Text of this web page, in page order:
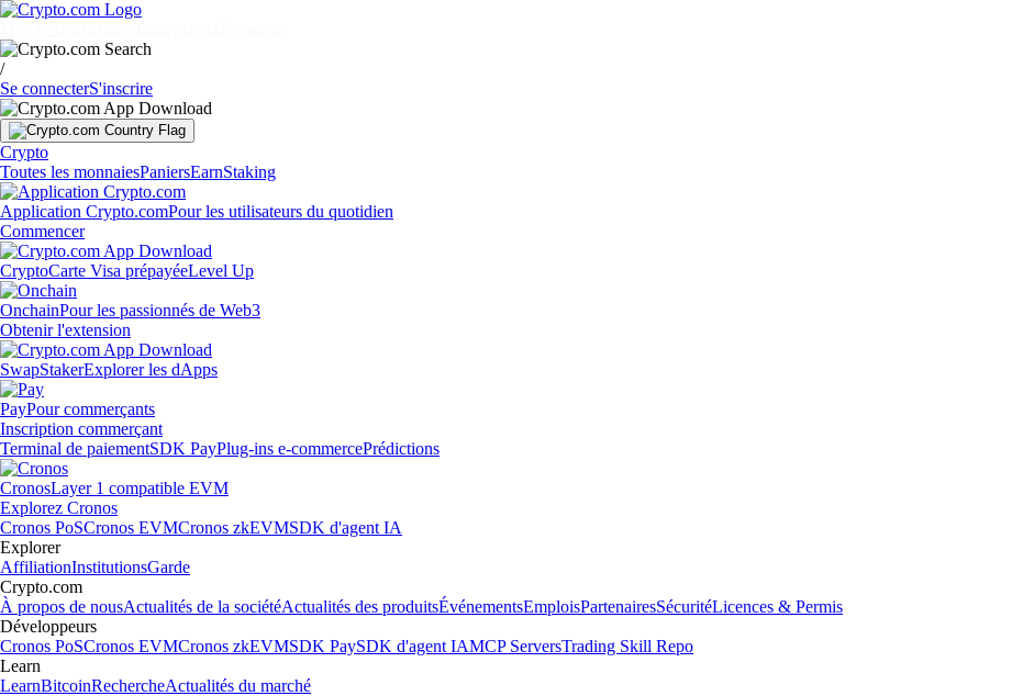
/
Se connecterS'inscrire
Crypto
Toutes les monnaiesPaniersEarnStaking
Application Crypto.comPour les utilisateurs du quotidien
Commencer
CryptoCarte Visa prépayéeLevel Up
OnchainPour les passionnés de Web3
Obtenir l'extension
SwapStakerExplorer les dApps
PayPour commerçants
Inscription commerçant
Terminal de paiementSDK PayPlug-ins e-commercePrédictions
CronosLayer 1 compatible EVM
Explorez Cronos
Cronos PoSCronos EVMCronos zkEVMSDK d'agent IA
Explorer
AffiliationInstitutionsGarde
Crypto.com
À propos de nousActualités de la sociétéActualités des produitsÉvénementsEmploisPartenairesSécuritéLicences & Permis
Développeurs
Cronos PoSCronos EVMCronos zkEVMSDK PaySDK d'agent IAMCP ServersTrading Skill Repo
Learn
LearnBitcoinRechercheActualités du marché